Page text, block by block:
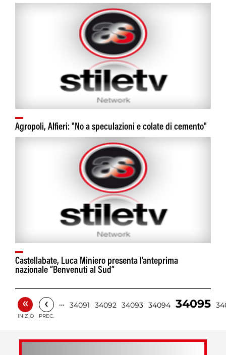
Agropoli, Alfieri: "No a speculazioni e colate di cemento"
Castellabate, Luca Miniero presenta l’anteprima
nazionale “Benvenuti al Sud”
«
INIZIO
‹
PREC.
… 34091 34092 34093 34094 34095